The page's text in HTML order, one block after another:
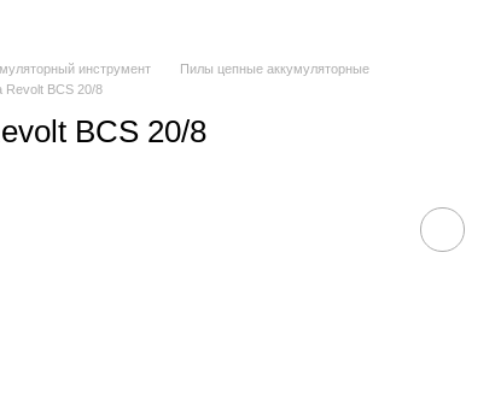
инструмент
Пилы цепные аккумуляторные
Revolt BCS 20/8
BCS 20/8